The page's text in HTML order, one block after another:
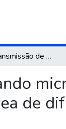
Análise da transmissão de energia elétrica sem fio usando micro-ondas para Região dos Campos de Cima da Serra em uma área de difícil acesso
de